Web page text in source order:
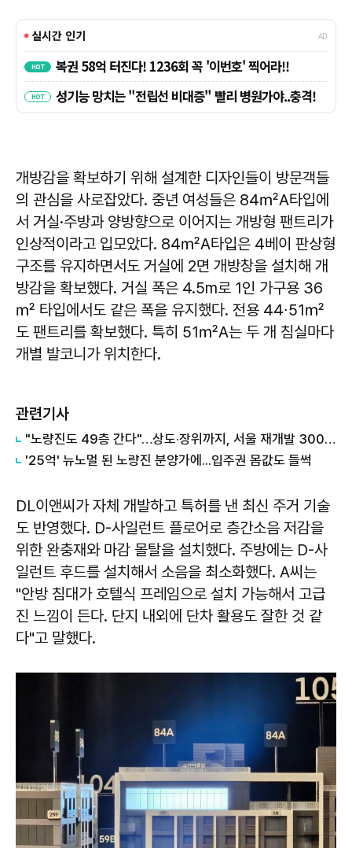
개방감을 확보하기 위해 설계한 디자인들이 방문객들
의 관심을 사로잡았다. 중년 여성들은 84㎡A타입에
서 거실·주방과 양방향으로 이어지는 개방형 팬트리가
인상적이라고 입모았다. 84㎡A타입은 4베이 판상형
구조를 유지하면서도 거실에 2면 개방창을 설치해 개
방감을 확보했다. 거실 폭은 4.5m로 1인 가구용 36
㎡ 타입에서도 같은 폭을 유지했다. 전용 44∙51㎡
도 팬트리를 확보했다. 특히 51㎡A는 두 개 침실마다
개별 발코니가 위치한다.
관련기사
"노량진도 49층 간다"…상도·장위까지, 서울 재개발 3000세대급 대단지 속도전
'25억' 뉴노멀 된 노량진 분양가에...입주권 몸값도 들썩
DL이앤씨가 자체 개발하고 특허를 낸 최신 주거 기술
도 반영했다. D-사일런트 플로어로 층간소음 저감을
위한 완충재와 마감 몰탈을 설치했다. 주방에는 D-사
일런트 후드를 설치해서 소음을 최소화했다. A씨는
"안방 침대가 호텔식 프레임으로 설치 가능해서 고급
진 느낌이 든다. 단지 내외에 단차 활용도 잘한 것 같
다"고 말했다.